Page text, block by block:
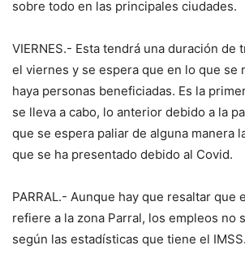
sobre todo en las principales ciudades.
VIERNES.- Esta tendrá una duración de
el viernes y se espera que en lo que se
haya personas beneficiadas. Es la
se lleva a cabo, lo anterior debido a la
que se espera paliar de alguna manera
que se ha presentado debido al Covid.
PARRAL.- Aunque hay que resaltar que
refiere a la zona Parral, los empleos no
según las estadísticas que tiene el IMSS.